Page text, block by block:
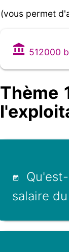
(vous permet
512000
Thème
salaire